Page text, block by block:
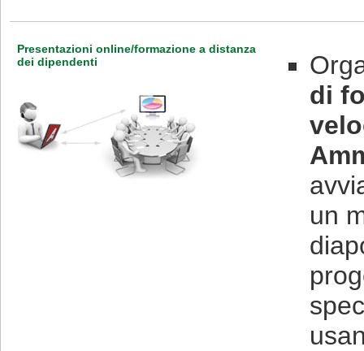
Presentazioni online/formazione a distanza
dei dipendenti
di
un